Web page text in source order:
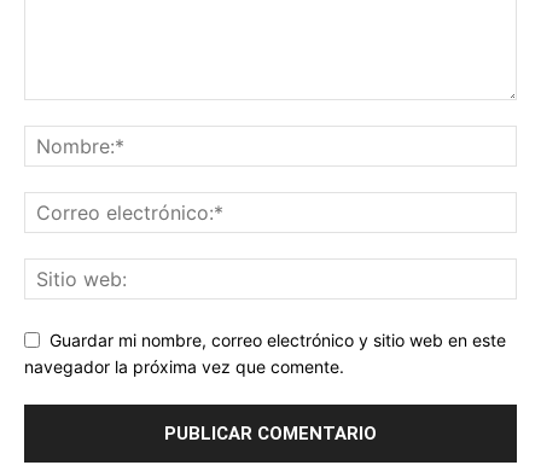
Guardar mi nombre, correo electrónico y sitio web en este
navegador la próxima vez que comente.